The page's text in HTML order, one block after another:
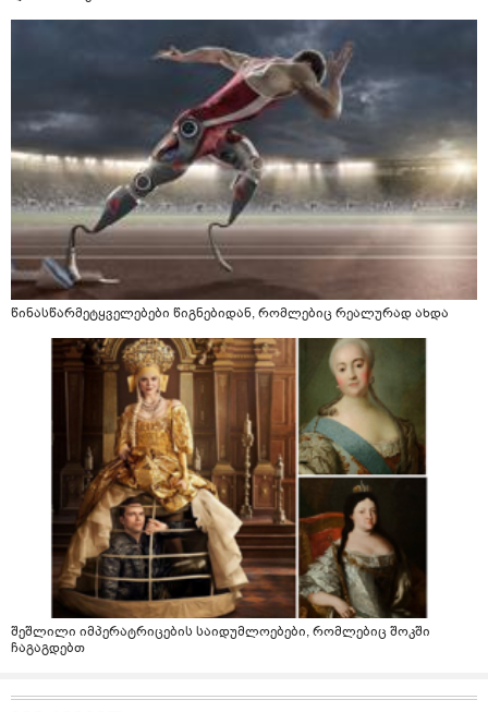
წინასწარმეტყველებები წიგნებიდან, რომლებიც რეალურად ახდა
შეშლილი იმპერატრიცების საიდუმლოებები, რომლებიც შოკში
ჩაგაგდებთ